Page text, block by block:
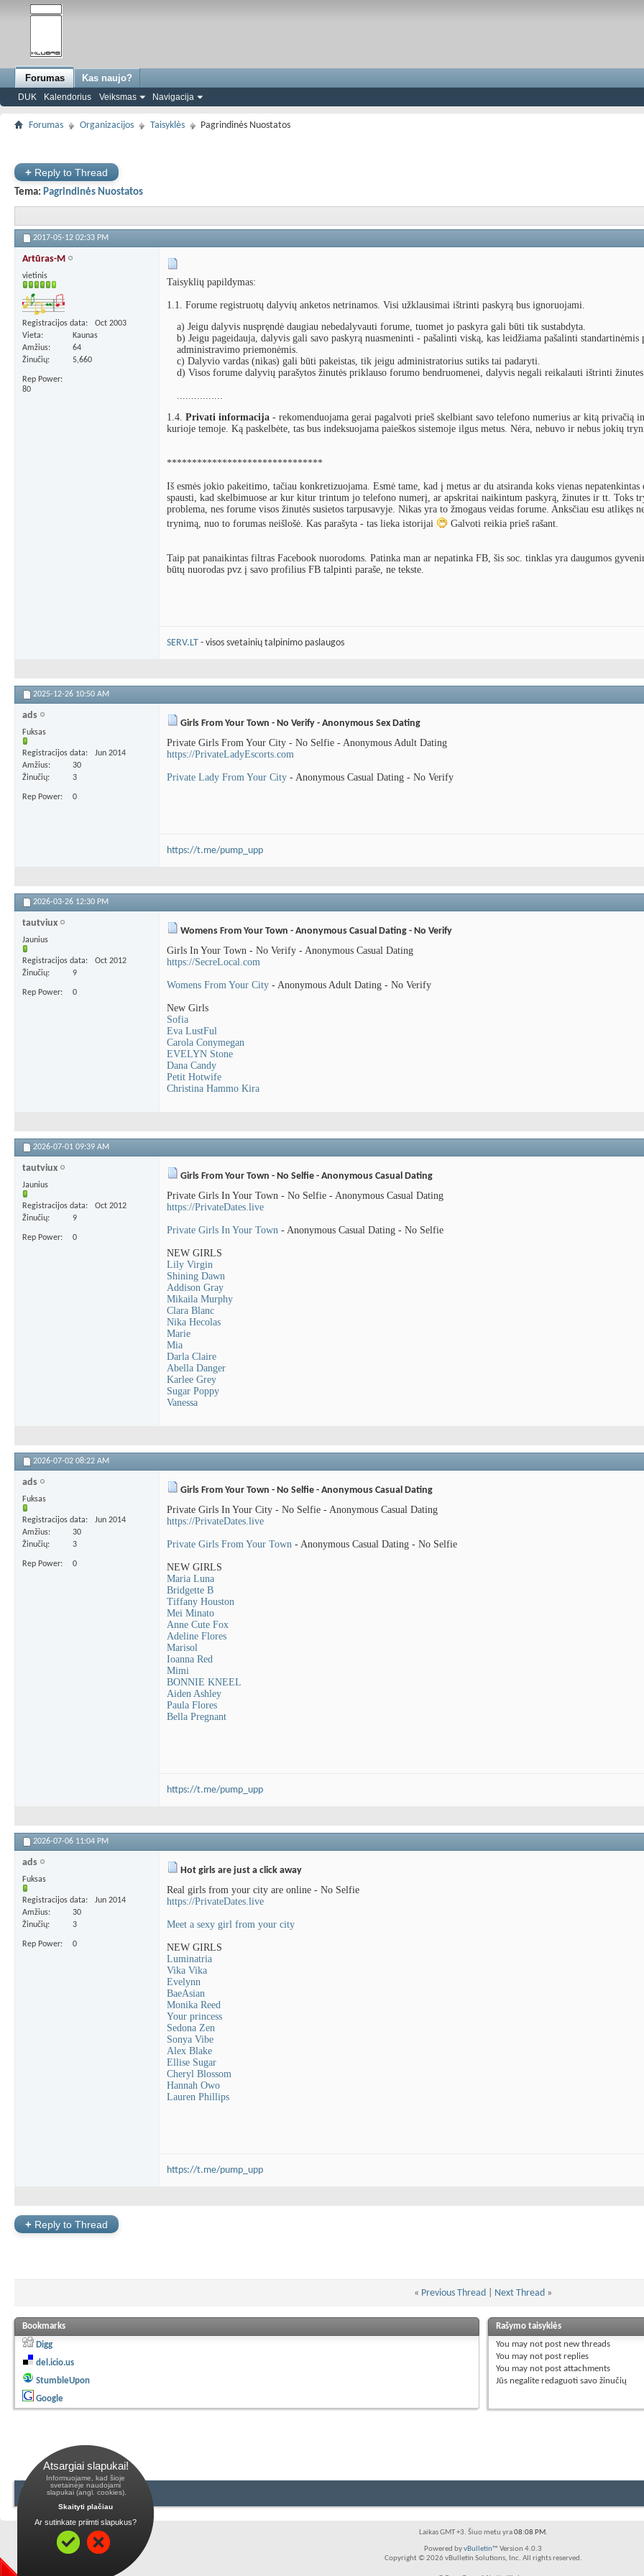
Forumas
DUK Kalendorius Veiksmas Navigacija
Kas naujo?
Forumas Organizacijos Taisyklės Pagrindinės Nuostatos
+ Reply to Thread
Tema: Pagrindinės Nuostatos
2017-05-12 02:33 PM
Artūras-M
vietinis
Registracijos data
Oct 2003
Vieta
Kaunas
Amžius
64
Žinučių
5,660
Rep Power
80
Taisyklių papildymas:
1.1. Forume registruotų dalyvių anketos netrinamos. Visi užklausimai ištrinti paskyrą bus ignoruojami.
a) Jeigu dalyvis nuspręndė daugiau nebedalyvauti forume, tuomet jo paskyra gali būti tik sustabdyta.
b) Jeigu pageidauja, dalyvis gali savo paskyrą nuasmeninti - pašalinti viską, kas leidžiama pašalinti standartinėmis
administravimo priemonėmis.
c) Dalyvio vardas (nikas) gali būti pakeistas, tik jeigu administratorius sutiks tai padaryti.
d) Visos forume dalyvių parašytos žinutės priklauso forumo bendruomenei, dalyvis negali reikalauti ištrinti
................
1.4. Privati informacija - rekomenduojama gerai pagalvoti prieš skelbiant savo telefono numerius ar kitą privačią
kurioje temoje. Ką paskelbėte, tas bus indeksuojama paieškos sistemoje ilgus metus. Nėra, nebuvo ir nebus jokių
*******************************
Iš esmės jokio pakeitimo, tačiau konkretizuojama. Esmė tame, kad į metus ar du atsiranda koks vienas
spausti, kad skelbimuose ar kur kitur trintum jo telefono numerį, ar apskritai naikintum paskyrą, žinutes ir tt. Toks
problema, nes forume visos žinutės susietos tarpusavyje. Nikas yra to žmogaus veidas forume. Anksčiau esu atlikęs
trynimą, nuo to forumas neišlošė. Kas parašyta - tas lieka istorijai
Galvoti reikia prieš rašant.
Taip pat panaikintas filtras Facebook nuorodoms. Patinka man ar nepatinka FB, šis soc. tinklas yra daugumos
būtų nuorodas pvz į savo profilius FB talpinti paraše, ne tekste.
SERV.LT - visos svetainių talpinimo paslaugos
2025-12-26 10:50 AM
ads
Fuksas
Registracijos data
Jun 2014
Amžius
30
Žinučių
3
Rep Power 0
Girls From Your Town - No Verify - Anonymous Sex Dating
Private Girls From Your City - No Selfie - Anonymous Adult Dating
https://PrivateLadyEscorts.com
Private Lady From Your City - Anonymous Casual Dating - No Verify
https://t.me/pump_upp
2026-03-26 12:30 PM
tautviux
Jaunius
Registracijos data
Oct 2012
Žinučių
9
Rep Power 0
Womens From Your Town - Anonymous Casual Dating - No Verify
Girls In Your Town - No Verify - Anonymous Casual Dating
https://SecreLocal.com
Womens From Your City - Anonymous Adult Dating - No Verify
New Girls
Sofia
Eva LustFul
Carola Conymegan
EVELYN Stone
Dana Candy
Petit Hotwife
Christina Hammo Kira
2026-07-01 09:39 AM
tautviux
Jaunius
Registracijos data
Oct 2012
Žinučių
9
Rep Power 0
Girls From Your Town - No Selfie - Anonymous Casual Dating
Private Girls In Your Town - No Selfie - Anonymous Casual Dating
https://PrivateDates.live
Private Girls In Your Town - Anonymous Casual Dating - No Selfie
NEW GIRLS
Lily Virgin
Shining Dawn
Addison Gray
Mikaila Murphy
Clara Blanc
Nika Hecolas
Marie
Mia
Darla Claire
Abella Danger
Karlee Grey
Sugar Poppy
Vanessa
2026-07-02 08:22 AM
ads
Fuksas
Registracijos data
Jun 2014
Amžius
30
Žinučių
3
Rep Power 0
Girls From Your Town - No Selfie - Anonymous Casual Dating
Private Girls In Your City - No Selfie - Anonymous Casual Dating
https://PrivateDates.live
Private Girls From Your Town - Anonymous Casual Dating - No Selfie
NEW GIRLS
Maria Luna
Bridgette B
Tiffany Houston
Mei Minato
Anne Сute Fox
Adeline Flores
Marisol
Ioanna Red
Mimi
BONNIE KNEEL
Aiden Ashley
Paula Flores
Bella Pregnant
https://t.me/pump_upp
2026-07-06 11:04 PM
ads
Fuksas
Registracijos data
Jun 2014
Amžius
30
Žinučių
3
Rep Power 0
Hot girls are just a click away
Real girls from your city are online - No Selfie
https://PrivateDates.live
Meet a sexy girl from your city
NEW GIRLS
Luminatria
Vika Vika
Evelynn
BaeAsian
Monika Reed
Your princess
Sedona Zen
Sonya Vibe
Alex Blake
Ellise Sugar
Cheryl Blossom
Hannah Owo
Lauren Phillips
https://t.me/pump_upp
+ Reply to Thread
« Previous Thread Next Thread »
Bookmarks
Digg
del.icio.us
StumbleUpon
Google
Rašymo taisyklės
You may notpost new threads
You may notpost replies
You may notpost attachments
Jūs negaliteredaguoti savo žinučių
Laikas GMT +3. Šiuo metu yra08:08 PM.
Powered byvBulletin™ Version 4.0.3
Copyright © 2026 vBulletin Solutions, Inc. All rights reserved.
Atsargiai slapukai!
Informuojame, kad šioje
svetainėje naudojami
slapukai (angl. cookies).
Skaityti plačiau
Ar sutinkate priimti slapukus?